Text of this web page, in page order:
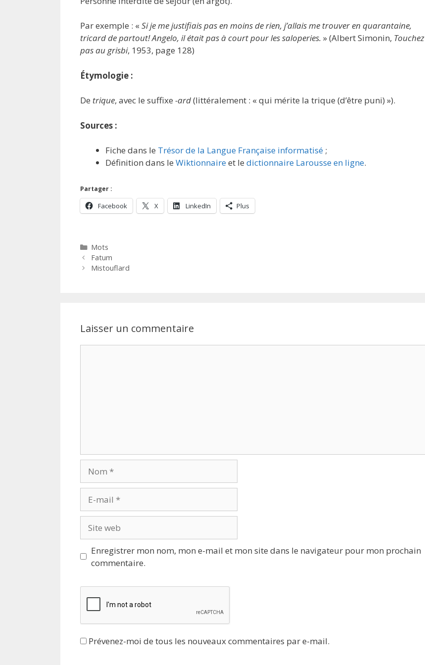
Par exemple : « Si je me justifiais pas en moins de rien, j’allais me trouver en quarantaine,
tricard de partout! Angelo, il était pas à court pour les saloperies. » (Albert Simonin, Touchez
pas au grisbi, 1953, page 128)
Étymologie :
De trique, avec le suffixe -ard(littéralement : « qui mérite la trique (d’être puni) »).
Sources :
Fiche dans le Trésor de la Langue Française informatisé ;
Définition dans le Wiktionnaireet le dictionnaire Larousse en ligne.
Partager :
Facebook X LinkedIn Plus
Catégories
Mots
Fatum
Mistouflard
Laisser un commentaire
mail
web
Enregistrer mon nom, mon e-mail et mon site dans le navigateur pour mon prochain
commentaire.
Prévenez-moi de tous les nouveaux commentaires par e-mail.